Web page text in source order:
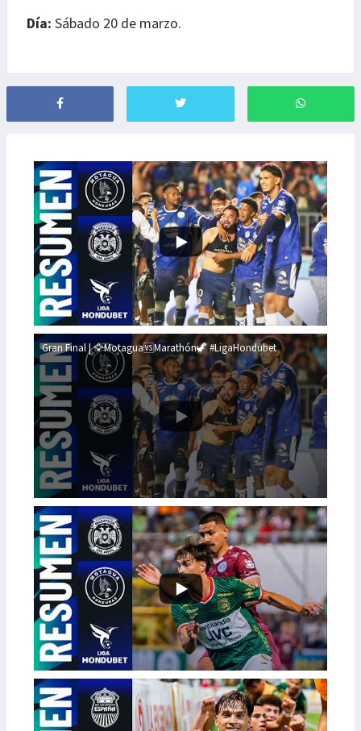
Día: Sábado 20 de marzo.
Gran Final | 🦅Motagua🆚Marathón🦖 #LigaHondubet